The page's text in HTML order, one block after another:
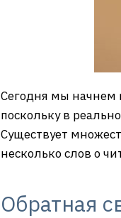
Сегодня мы начнем
поскольку в
Существует
несколько слов о
Обратная